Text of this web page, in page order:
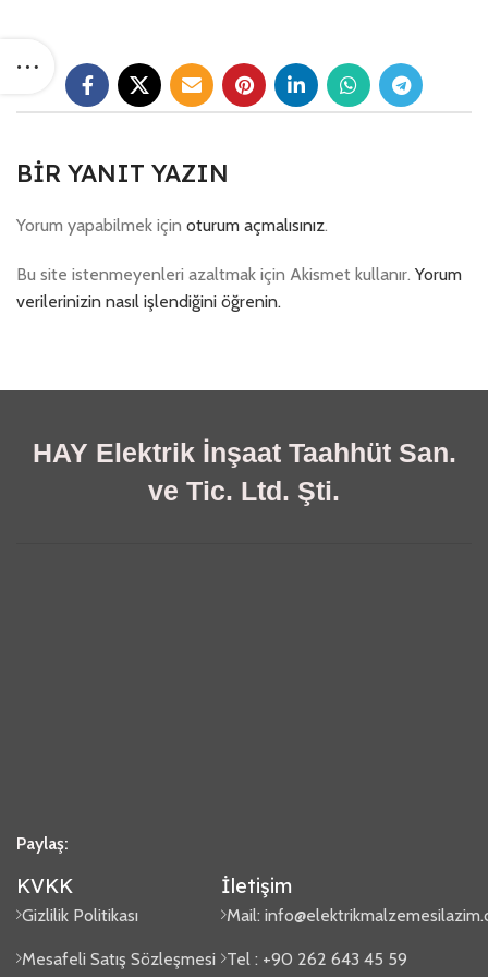
BIR YANIT YAZIN
Yorum yapabilmek için oturum açmalısınız.
Bu site istenmeyenleri azaltmak için Akismet kullanır. Yorum
verilerinizin nasıl işlendiğini öğrenin.
HAY Elektrik İnşaat Taahhüt San.
ve Tic. Ltd. Şti.
Paylaş:
KVKK
Gizlilik Politikası
Mesafeli Satış Sözleşmesi
İletişim
Mail:
Tel : +90 262 643 45 59